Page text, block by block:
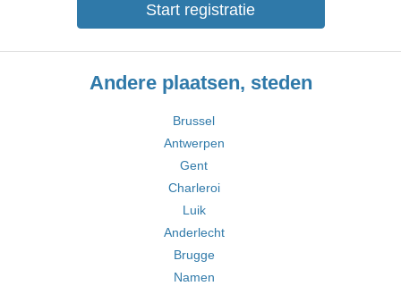
Start registratie
Andere plaatsen, steden
Brussel
Antwerpen
Gent
Charleroi
Luik
Anderlecht
Brugge
Namen